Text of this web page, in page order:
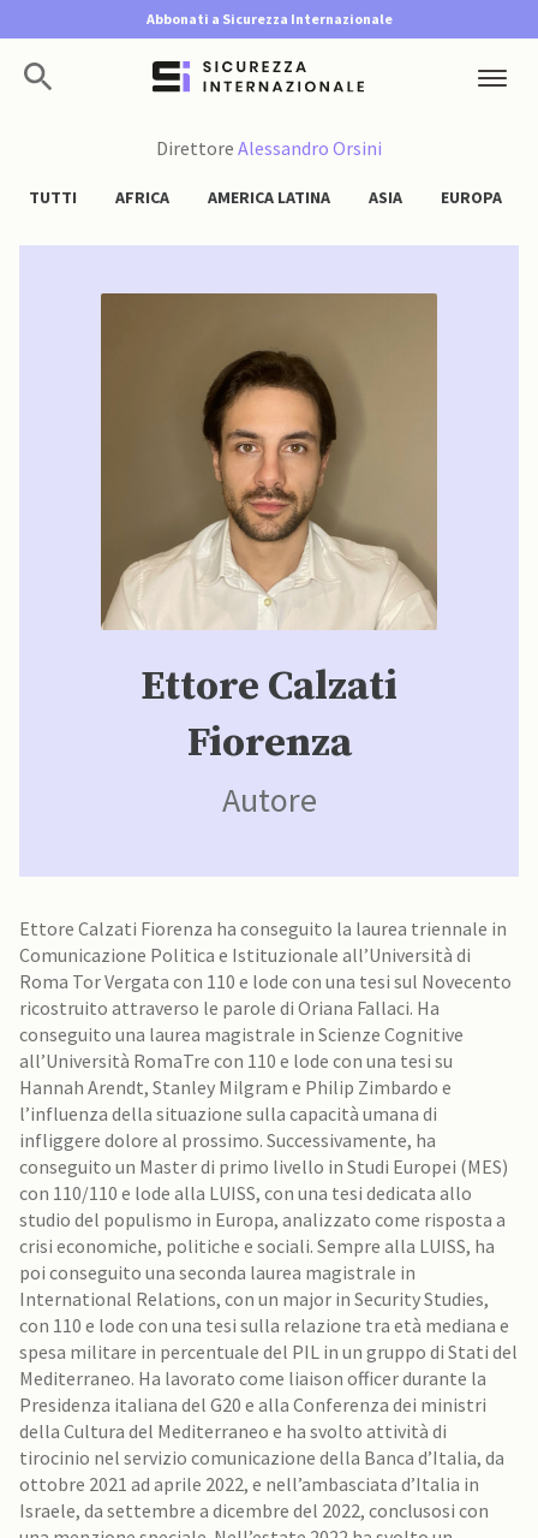
Abbonati a Sicurezza Internazionale
Direttore Alessandro Orsini
TUTTI AFRICA AMERICA LATINA ASIA EUROPA
Ettore Calzati
Fiorenza
Autore
Ettore Calzati Fiorenza ha conseguito la laurea triennale in
Comunicazione Politica e Istituzionale all’Università di
Roma Tor Vergata con 110 e lode con una tesi sul Novecento
ricostruito attraverso le parole di Oriana Fallaci. Ha
conseguito una laurea magistrale in Scienze Cognitive
all’Università RomaTre con 110 e lode con una tesi su
Hannah Arendt, Stanley Milgram e Philip Zimbardo e
l’influenza della situazione sulla capacità umana di
infliggere dolore al prossimo. Successivamente, ha
conseguito un Master di primo livello in Studi Europei (MES)
con 110/110 e lode alla LUISS, con una tesi dedicata allo
studio del populismo in Europa, analizzato come risposta a
crisi economiche, politiche e sociali. Sempre alla LUISS, ha
poi conseguito una seconda laurea magistrale in
International Relations, con un major in Security Studies,
con 110 e lode con una tesi sulla relazione tra età mediana e
spesa militare in percentuale del PIL in un gruppo di Stati del
Mediterraneo. Ha lavorato come liaison officer durante la
Presidenza italiana del G20 e alla Conferenza dei ministri
della Cultura del Mediterraneo e ha svolto attività di
tirocinio nel servizio comunicazione della Banca d’Italia, da
ottobre 2021 ad aprile 2022, e nell’ambasciata d’Italia in
Israele, da settembre a dicembre del 2022, conclusosi con